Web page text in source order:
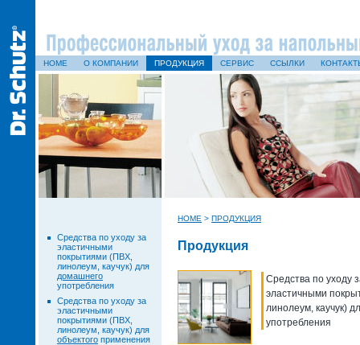
HOME О КОМПАНИИ ПРОДУКЦИЯ СЕРВИС ССЫЛКИ
Средства по уходу за
эластичными
покрытиями (ПВХ,
линолеум, каучук) для
домашнего
употребления
Средства по уходу за
эластичными
покрытиями (ПВХ,
линолеум, каучук) для
объектогоприменения
HOME > ПРОДУКЦИЯ
Продукция
Средства по уходу
эластичными
линолеум, каучук)
употребления